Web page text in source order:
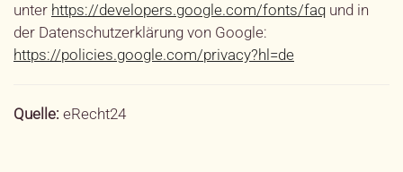
unter https://developers.google.com/fonts/faq und in
der Datenschutzerklärung von Google:
https://policies.google.com/privacy?hl=de
Quelle: eRecht24